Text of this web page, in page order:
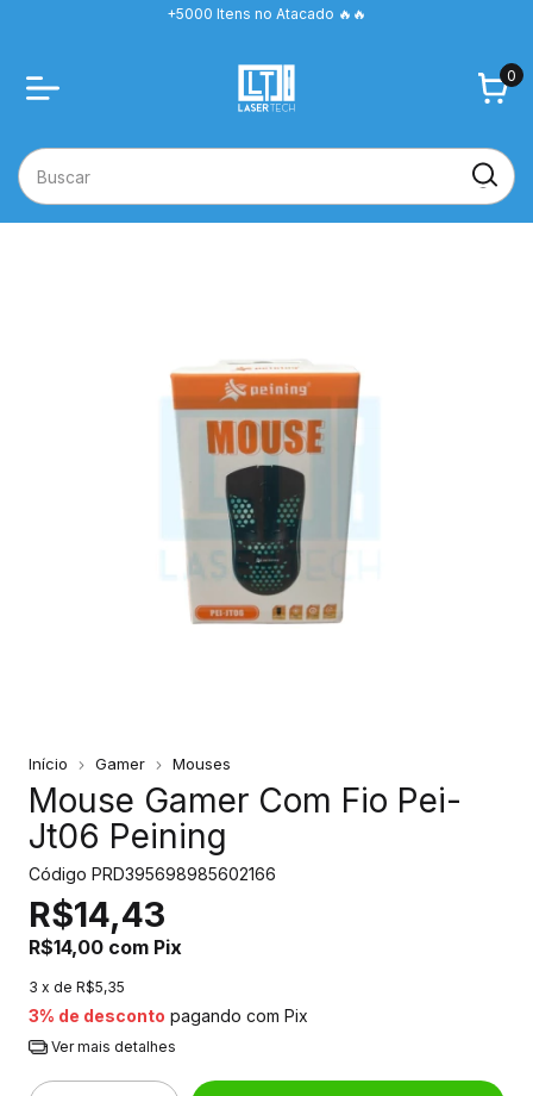
+5000 Itens no Atacado 🔥🔥
0
Início Gamer Mouses
Mouse Gamer Com Fio Pei-
Jt06 Peining
Código PRD395698985602166
R$14,43
R$14,00 com Pix
3 x de R$5,35
3% de desconto pagando com Pix
Ver mais detalhes